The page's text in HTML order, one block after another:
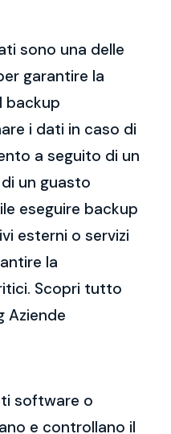
sono una delle
garantire la
backup
i dati in caso di
a seguito di un
un guasto
eseguire backup
esterni o servizi
la
Scopri tutto
Aziende
software o
e controllano il